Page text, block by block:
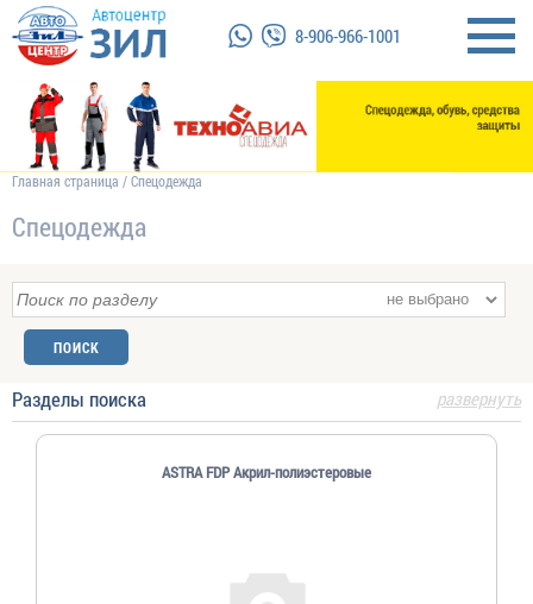
8-906-966-1001
Главная страница /Спецодежда
Спецодежда
развернуть
Разделы поиска
ASTRA FDP Акрил-полиэстеровые